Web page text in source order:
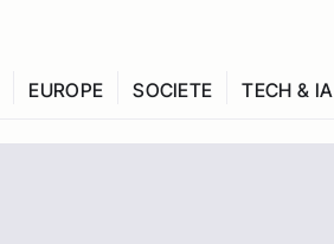
EUROPE SOCIETE TECH & IA